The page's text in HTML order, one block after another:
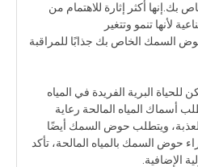
أكثر إثارة للاهتمام من
لأنها تنمو وتتغير
السمك الخاص بك جذابًا للمراقبة
للحياة البرية الفريدة في المياه
أسماك المياه المالحة رعاية
ويتطلب حوض السمك أيضًا
حوض السمك بالمياه المالحة، تأكد
الإضافية.